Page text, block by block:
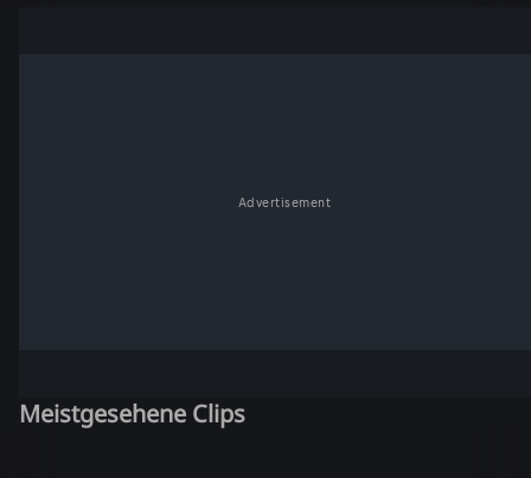
Advertisement
Meistgesehene Clips